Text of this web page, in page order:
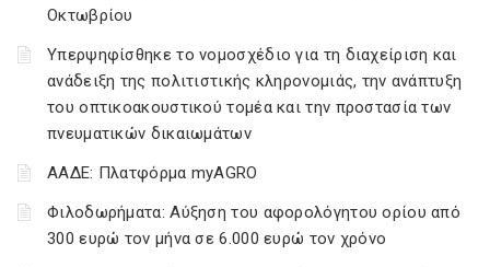
Οκτωβρίου
Υπερψηφίσθηκε το νομοσχέδιο για τη διαχείριση και
ανάδειξη της πολιτιστικής κληρονομιάς, την ανάπτυξη
του οπτικοακουστικού τομέα και την προστασία των
πνευματικών δικαιωμάτων
ΑΑΔΕ: Πλατφόρμα myAGRO
Φιλοδωρήματα: Αύξηση του αφορολόγητου ορίου από
300 ευρώ τον μήνα σε 6.000 ευρώ τον χρόνο